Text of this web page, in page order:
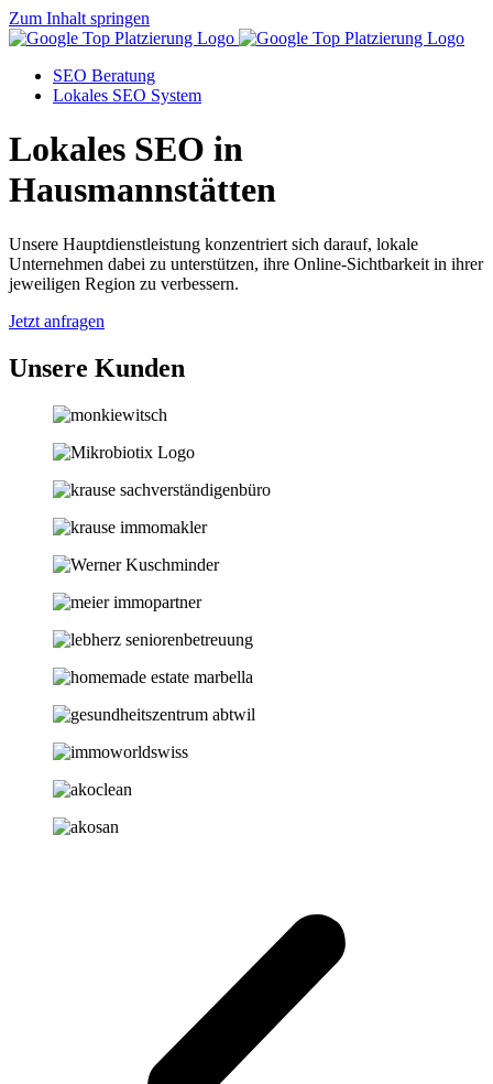
Zum Inhalt springen
SEO Beratung
Lokales SEO System
Lokales SEO in
Hausmannstätten
Unsere Hauptdienstleistung konzentriert sich darauf, lokale
Unternehmen dabei zu unterstützen, ihre Online-Sichtbarkeit in ihrer
jeweiligen Region zu verbessern.
Jetzt anfragen
Unsere Kunden